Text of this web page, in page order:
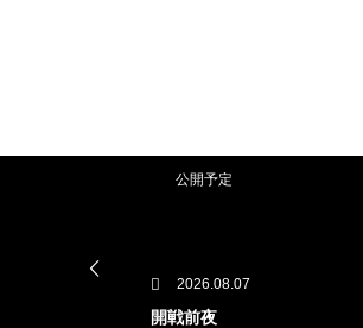
公開予定
2026.08.07
開戦前夜